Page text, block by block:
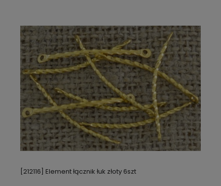
[212116] Element łącznik łuk złoty 6szt